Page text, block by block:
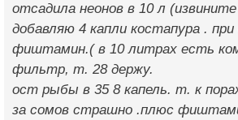
отсадила неонов в 10 л
добавляю 4 капли костапура .
фиштамин.( в 10 литрах есть
фильтр, т. 28 держу.
ост рыбы в 35 8 капель. т. к
за сомов страшно .плюс